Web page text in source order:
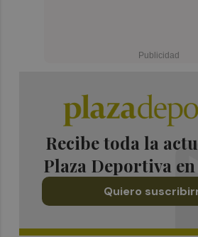
Recibe toda la
Plaza Deportiva
Quiero